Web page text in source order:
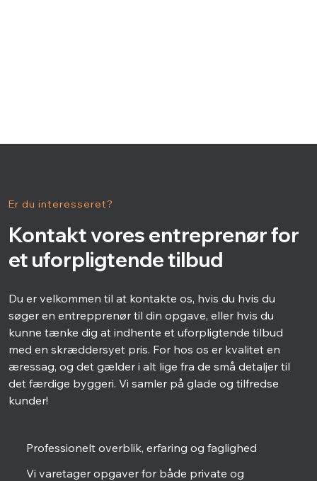
Er du interesseret?
Kontakt vores entreprenør for
et uforpligtende tilbud
Du er velkommen til at kontakte os, hvis du hvis du
søger en entrepprenør til din opgave, eller hvis du
kunne tænke dig at indhente et uforpligtende tilbud
med en skræddersyet pris. For hos os er kvalitet en
æressag, og det gælder i alt lige fra de små detaljer til
det færdige byggeri. Vi samler på glade og tilfredse
kunder!
Professionelt overblik, erfaring og faglighed
Vi varetager opgaver for både private og